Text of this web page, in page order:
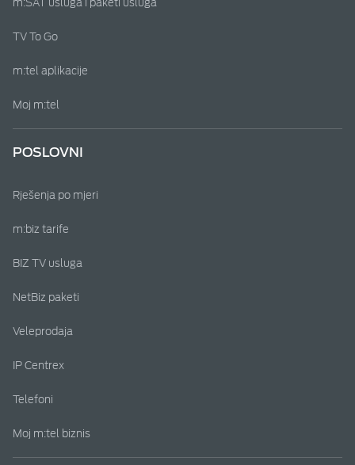
m:SAT usluga i paketi usluga
TV To Go
m:tel aplikacije
Moj m:tel
POSLOVNI
Rješenja po mjeri
m:biz tarife
BIZ TV usluga
NetBiz paketi
Veleprodaja
IP Centrex
Telefoni
Moj m:tel biznis